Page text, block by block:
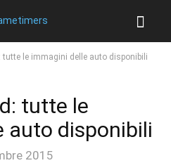
tutte le immagini delle auto disponibili
tutte le
auto disponibili
2015